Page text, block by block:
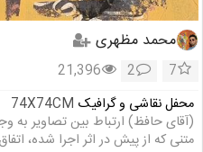
محمد مظهری
7
2
21,396
محفل نقاشی و گرافیک 74X74CM
(آقای حافظ) ارتباط بین تصاویر به
متنی که از پیش در اثر اجرا شده،